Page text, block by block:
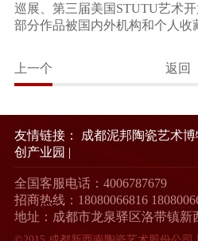
巡展、第三届美国STUTU艺术开
部分作品被国内外机构和个人收
上一个 返回
友情链接： 成都泥邦陶瓷艺术
创产业园 |
全国客服电话：4006787679
招商热线：18080066816
地址：成都市龙泉驿区洛带镇新